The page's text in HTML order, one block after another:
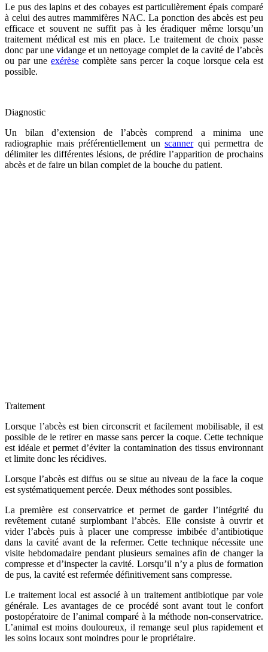
Le pus des lapins et des cobayes est particulièrement épais comparé
à celui des autres mammifères NAC. La ponction des abcès est peu
efficace et souvent ne suffit pas à les éradiquer même lorsqu’un
traitement médical est mis en place. Le traitement de choix passe
donc par une vidange et un nettoyage complet de la cavité de l’abcès
ou par une exérèse complète sans percer la coque lorsque cela est
possible.
Diagnostic
Un bilan d’extension de l’abcès comprend a minima une
radiographie mais préférentiellement unscannerqui permettra de
délimiter les différentes lésions, de prédire l’apparition de prochains
abcès et de faire un bilan complet de la bouche du patient.
Traitement
Lorsque l’abcès est bien circonscrit et facilement mobilisable, il est
possible de le retirer en masse sans percer la coque. Cette technique
est idéale et permet d’éviter la contamination des tissus environnant
et limite donc les récidives.
Lorsque l’abcès est diffus ou se situe au niveau de la face la coque
est systématiquement percée. Deux méthodes sont possibles.
La première est conservatrice et permet de garder l’intégrité du
revêtement cutané surplombant l’abcès. Elle consiste à ouvrir et
vider l’abcès puis à placer une compresse imbibée d’antibiotique
dans la cavité avant de la refermer. Cette technique nécessite une
visite hebdomadaire pendant plusieurs semaines afin de changer la
compresse et d’inspecter la cavité. Lorsqu’il n’y a plus de formation
de pus, la cavité est refermée définitivement sans compresse.
Le traitement local est associé à un traitement antibiotique par voie
générale. Les avantages de ce procédé sont avant tout le confort
postopératoire de l’animal comparé à la méthode non-conservatrice.
L’animal est moins douloureux, il remange seul plus rapidement et
les soins locaux sont moindres pour le propriétaire.